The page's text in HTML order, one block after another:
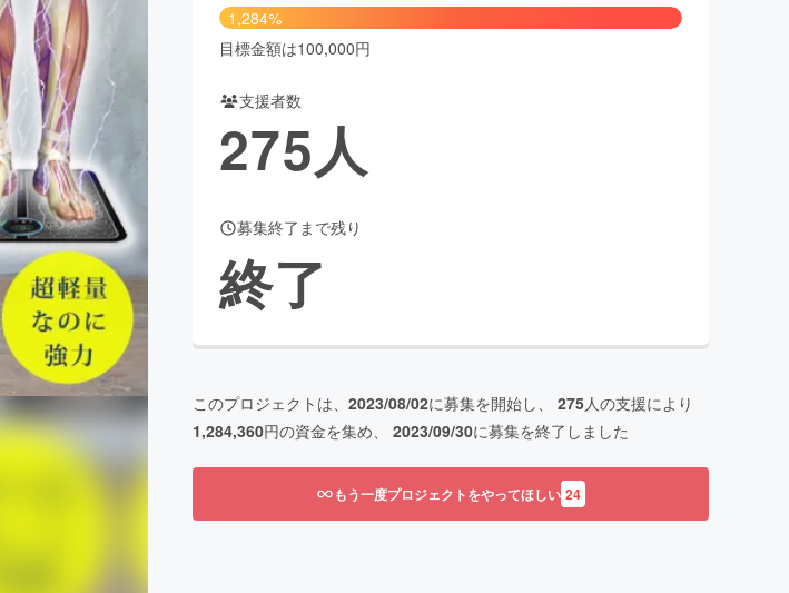
ビューティー・ヘルスケア
GoodCAMPFIRE Creation
納税machi-yaコミュニティ
1,284%
目標金額は100,000円
支援者数
275人
募集終了まで残り
終了
このプロジェクトは、 2023/08/02に募集を開始し、 275人の支援により
1,284,360円の資金を集め、 2023/09/30に募集を終了しました
もう一度プロジェクトをやってほしい 24